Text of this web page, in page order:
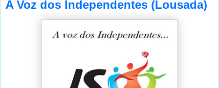
A Voz dos Independentes (Lousada)